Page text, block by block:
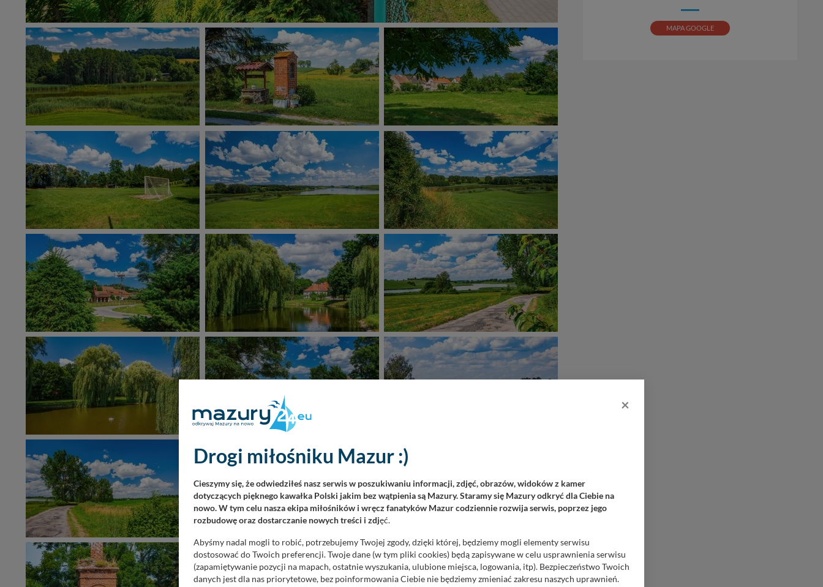
MAPA GOOGLE
×
Drogi miłośniku Mazur :)
Cieszymy się, że odwiedziłeś nasz serwis w poszukiwaniu informacji, zdjęć, obrazów, widoków z kamer
dotyczących pięknego kawałka Polski jakim bez wątpienia są Mazury. Staramy się Mazury odkryć dla Ciebie na
nowo. W tym celu nasza ekipa miłośników i wręcz fanatyków Mazur codziennie rozwija serwis, poprzez jego
rozbudowę oraz dostarczanie nowych treści i zdjęć.
Abyśmy nadal mogli to robić, potrzebujemy Twojej zgody, dzięki której, będziemy mogli elementy serwisu
dostosować do Twoich preferencji. Twoje dane (w tym pliki cookies) będą zapisywane w celu usprawnienia serwisu
(zapamiętywanie pozycji na mapach, ostatnie wyszukania, ulubione miejsca, logowania, itp). Bezpieczeństwo Twoich
danych jest dla nas priorytetowe, bez poinformowania Ciebie nie będziemy zmieniać zakresu naszych uprawnień.